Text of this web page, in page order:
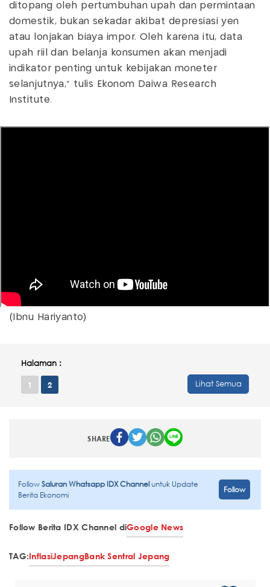
ditopang oleh pertumbuhan upah dan permintaan
domestik, bukan sekadar akibat depresiasi yen
atau lonjakan biaya impor. Oleh karena itu, data
upah riil dan belanja konsumen akan menjadi
indikator penting untuk kebijakan moneter
selanjutnya," tulis Ekonom Daiwa Research
Institute.
(Ibnu Hariyanto)
Halaman :
1 2 Lihat Semua
SHARE
FollowSaluran Whatsapp IDX Channeluntuk Update
Berita Ekonomi
Follow
Follow Berita IDX Channel diGoogle News
TAG:InflasiJepangBank Sentral Jepang